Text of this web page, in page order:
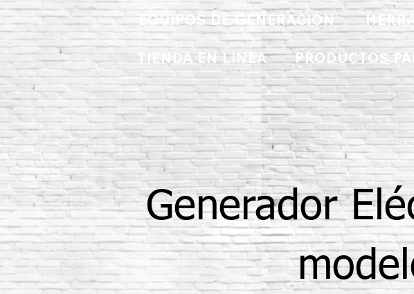
EQUIPOS DE GENERACIÓN
TIENDA EN LINEA PRODUCTOS
Generador